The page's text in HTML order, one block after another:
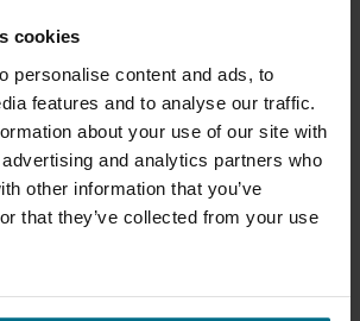
cookies
personalise content and ads, to
features and to analyse our traffic.
about your use of our site with
and analytics partners who
other information that you’ve
that they’ve collected from your use
ŘAD OD 1
VÝROBCŮ
SMAZAT FILTRY